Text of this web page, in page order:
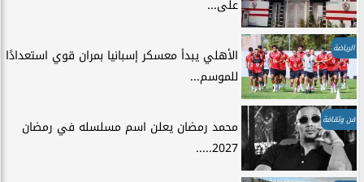
على...
الرياضة
الأهلي يبدأ معسكر إسبانيا بمران قوي استعدادًا
للموسم...
فن وثقافة
محمد رمضان يعلن اسم مسلسله في رمضان
2027.....